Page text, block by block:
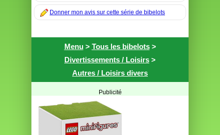
Donner mon avis sur cette série de bibelots
Menu> Tous les bibelots>
Divertissements / Loisirs >
Autres / Loisirs divers
Publicité